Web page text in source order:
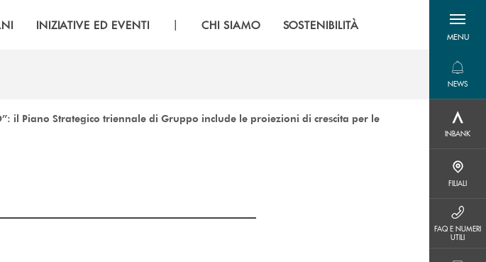
INIZIATIVE ED EVENTI | CHI SIAMO SOSTENIBILITÀ
MENU
menu
NEWS
INBANK
INBANK
FILIALI
FAQ E NUMERI
UTILI
il Piano Strategico triennale di Gruppo include le proiezioni di crescita per le